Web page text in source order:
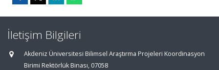
İletişim Bilgileri
Akdeniz Üniversitesi Bilimsel Araştırma Projeleri Koordinasyon
Birimi Rektörlük Binası, 07058